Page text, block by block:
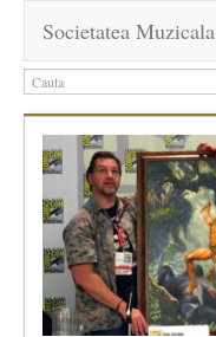
Societatea Muzicala